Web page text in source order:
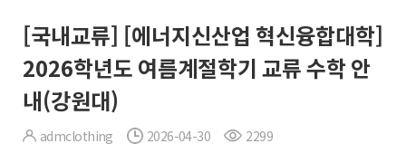
[국내교류] [에너지신산업 혁신융합대학]
2026학년도 여름계절학기 교류 수학 안
내(강원대)
admclothing 2026-04-30 2299